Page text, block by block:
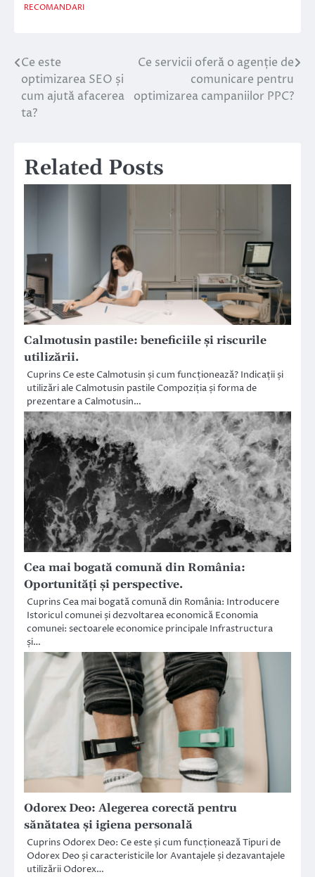
RECOMANDARI
Navigare
în
articole
Ce este
optimizarea SEO și
cum ajută afacerea
ta?
Ce servicii oferă o agenție de
comunicare pentru
optimizarea campaniilor PPC?
Related Posts
Calmotusin pastile: beneficiile și riscurile
utilizării.
Cuprins Ce este Calmotusin și cum funcționează? Indicații și
utilizări ale Calmotusin pastile Compoziția și forma de
prezentare a Calmotusin…
Cea mai bogată comună din România:
Oportunități și perspective.
Cuprins Cea mai bogată comună din România: Introducere
Istoricul comunei și dezvoltarea economică Economia
comunei: sectoarele economice principale Infrastructura
și…
Odorex Deo: Alegerea corectă pentru
sănătatea și igiena personală
Cuprins Odorex Deo: Ce este și cum funcționează Tipuri de
Odorex Deo și caracteristicile lor Avantajele și dezavantajele
utilizării Odorex…